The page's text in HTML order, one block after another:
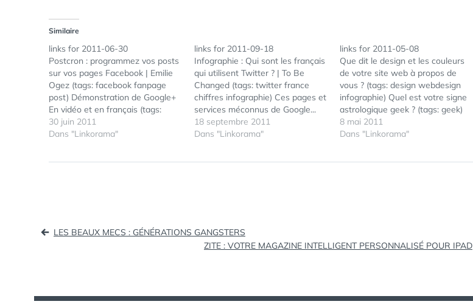
Similaire
links for 2011-06-30
Postcron : programmez vos posts
sur vos pages Facebook | Emilie
Ogez (tags: facebook fanpage
post) Démonstration de Google+‬‏
En vidéo et en français (tags:
Google+) Réseaux sociaux :
Google revient à la charge et
30 juin 2011
Dans "Linkorama"
links for 2011-09-18
Infographie : Qui sont les français
qui utilisent Twitter ? | To Be
Changed (tags: twitter france
chiffres infographie) Ces pages et
services méconnus de Google...
(tags: google)
18 septembre 2011
Dans "Linkorama"
links for 2011-05-08
Que dit le design et les couleurs
de votre site web à propos de
vous ? (tags: design webdesign
infographie) Quel est votre signe
astrologique geek ? (tags: geek)
Community Manager, Curateur,
Référenceur, Veilleur : 4 rôles, 4
8 mai 2011
Dans "Linkorama"
Navigation
l’article
LES BEAUX MECS : GÉNÉRATIONS GANGSTERS
ZITE : VOTRE MAGAZINE INTELLIGENT PERSONNALISÉ POUR IPAD